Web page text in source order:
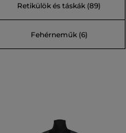
Retikülök és táskák (89)
Fehérneműk (6)